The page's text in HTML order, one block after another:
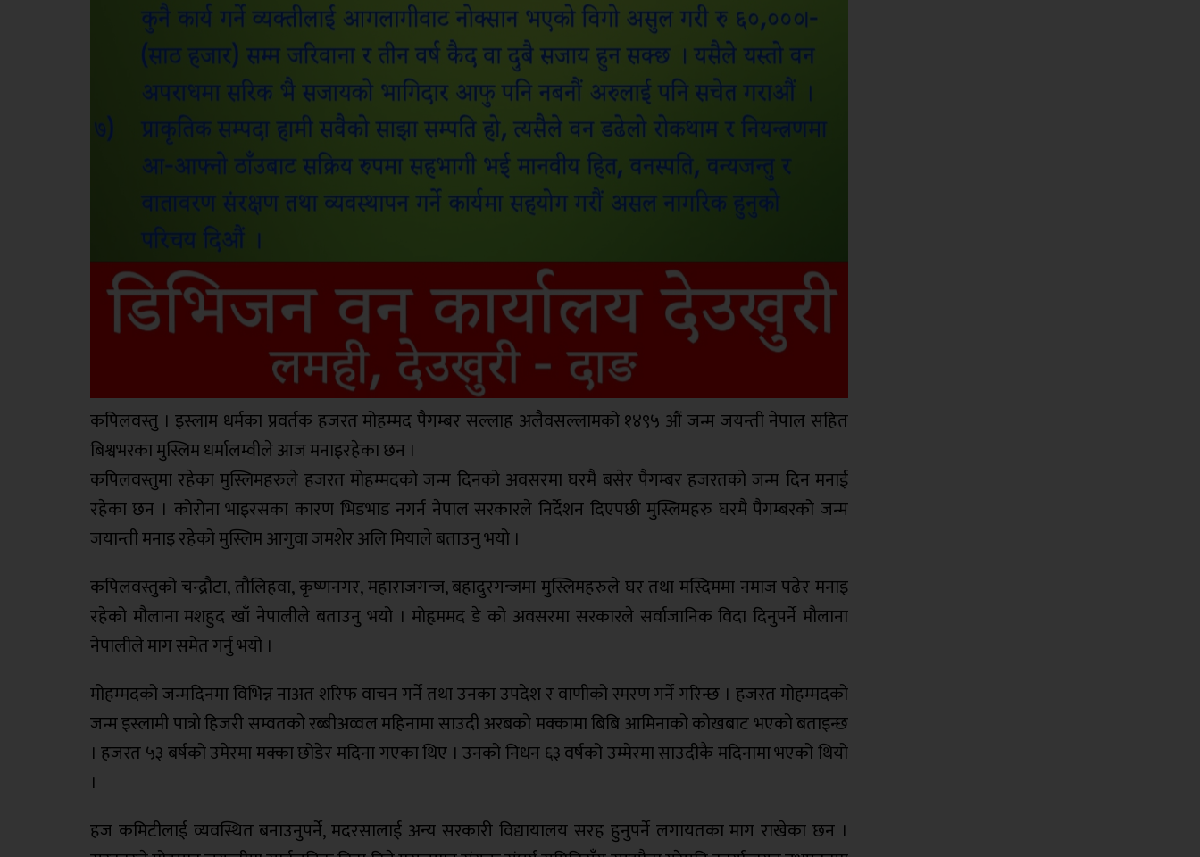
कपिलवस्तु । इस्लाम धर्मका प्रवर्तक हजरत मोहम्मद पैगम्बर सल्लाह अलैवसल्लामको १४९५ औं जन्म जयन्ती नेपाल सहित
बिश्वभरका मुस्लिम धर्मालम्वीले आज मनाइरहेका छन ।
कपिलवस्तुमा रहेका मुस्लिमहरुले हजरत मोहम्मदको जन्म दिनको अवसरमा घरमै बसेर पैगम्बर हजरतको जन्म दिन मनाई
रहेका छन । कोरोना भाइरसका कारण भिडभाड नगर्न नेपाल सरकारले निर्देशन दिएपछी मुस्लिमहरु घरमै पैगम्बरको जन्म
जयान्ती मनाइ रहेको मुस्लिम आगुवा जमशेर अलि मियाले बताउनु भयो ।
कपिलवस्तुको चन्द्रौटा, तौलिहवा, कृष्णनगर, महाराजगन्ज, बहादुरगन्जमा मुस्लिमहरुले घर तथा मस्दिममा नमाज पढेर मनाइ
रहेको मौलाना मशहुद खाँ नेपालीले बताउनु भयो । मोहृममद डे को अवसरमा सरकारले सर्वाजानिक विदा दिनुपर्ने मौलाना
नेपालीले माग समेत गर्नु भयो ।
मोहम्मदको जन्मदिनमा विभिन्न नाअत शरिफ वाचन गर्ने तथा उनका उपदेश र वाणीको स्मरण गर्ने गरिन्छ । हजरत मोहम्मदको
जन्म इस्लामी पात्रो हिजरी सम्वतको रब्बीअव्वल महिनामा साउदी अरबको मक्कामा बिबि आमिनाको कोखबाट भएको बताइन्छ
। हजरत ५३ बर्षको उमेरमा मक्का छोडेर मदिना गएका थिए । उनको निधन ६३ वर्षको उम्मेरमा साउदीकै मदिनामा भएको थियो
।
हज कमिटीलाई व्यवस्थित बनाउनुपर्ने, मदरसालाई अन्य सरकारी विद्यायालय सरह हुनुपर्ने लगायतका माग राखेका छन ।